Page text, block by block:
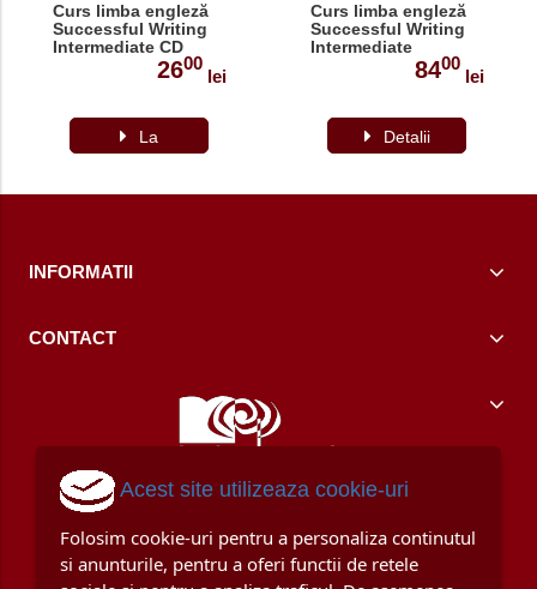
Curs limba engleză
Successful Writing
Intermediate CD
2600
lei
La
Curs limba engleză
Successful Writing
Intermediate
Manualul elevului
8400
lei
Detalii
INFORMATII
CONTACT
Acest site utilizeaza cookie-uri
Folosim cookie-uri pentru a personaliza continutul
si anunturile, pentru a oferi functii de retele